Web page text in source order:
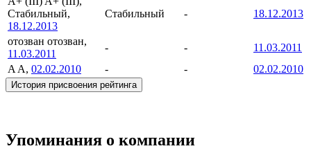
Стабильный,
18.12.2013
Стабильный - 18.12.2013
отозван отозван,
11.03.2011
- -
11.03.2011
A A, 02.02.2010 - - 02.02.2010
История присвоения рейтинга
Упоминания о компании